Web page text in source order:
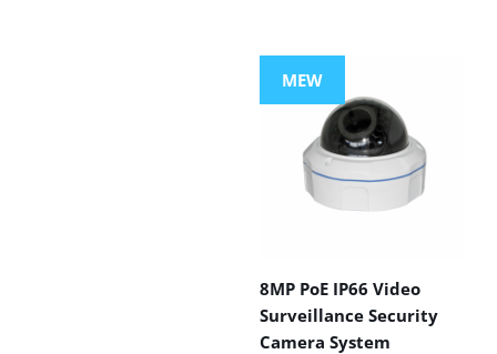
MEW
8MP PoE IP66 Video
Surveillance Security
Camera System